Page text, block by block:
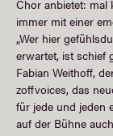
Chor anbietet: mal
immer mit einer
„Wer hier
erwartet, ist schief
Fabian Weithoff,
zoffvoices, das
für jede und jeden
auf der Bühne